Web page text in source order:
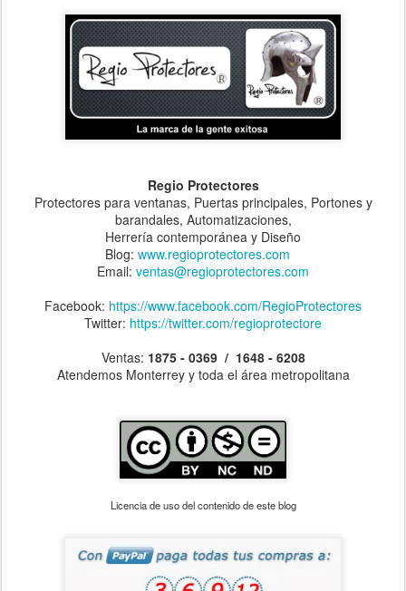
Regio Protectores
Protectores para ventanas, Puertas principales, Portones y
barandales, Automatizaciones,
Herrería contemporánea y Diseño
Blog: www.regioprotectores.com
Email: ventas@regioprotectores.com
Facebook: https://www.facebook.com/RegioProtectores
Twitter: https://twitter.com/regioprotectore
Ventas: 1875 - 0369 / 1648 - 6208
Atendemos Monterrey y toda el área metropolitana
Licencia de uso del contenido de este blog